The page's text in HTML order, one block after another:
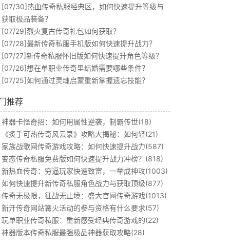
[07/30]热血传奇私服经典区，如何快速提升等级与
获取极品装备？
[07/29]烈火复古传奇礼包如何获取？
[07/28]最新传奇私服手机版如何快速提升战力？
[07/27]新传奇私服怀旧版如何快速提升角色等级？
[07/26]想在单职业传奇里结婚需要哪些条件？
[07/25]如何通过灵魂启蒙重新掌握遗忘技能？
推荐
神器卡怪奇招：如何用属性逆袭，制霸传世(18)
《炙手可热传奇风云录》攻略大揭秘：如何轻(21)
家族战歌网传奇游戏攻略：如何快速提升战力(587)
变态传奇私服免费版如何快速提升战力冲榜？(818)
新热血传奇：穷逼玩家快速致富，一举成神攻(1003)
如何快速提升新传奇私服角色战力与获取顶级(877)
传奇无极限，征战无止境：盛大官网传奇游戏(1013)
新开传奇网站篝火活动的参与资格有什么要求(57)
玩单职业传奇私服：重新感受经典传奇游戏的(22)
神器版本传奇私服最强极品神器获取攻略(28)